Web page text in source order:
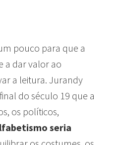
pouco para que a
a dar valor ao
a leitura. Jurandy
do século 19 que a
os políticos,
seria